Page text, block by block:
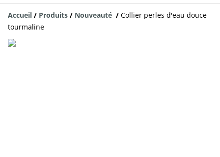
Accueil / Produits / Nouveauté / Collier perles d'eau douce
tourmaline